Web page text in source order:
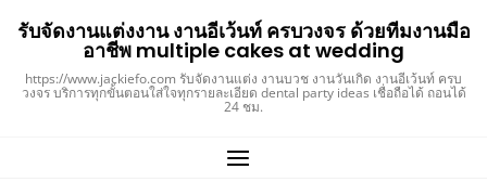
รับจัดงานแต่งงาน งานอีเว้นท์ ครบวงจร ด้วยทีมงานมือ
อาชีพ multiple cakes at wedding
https://www.jackiefo.com รับจัดงานแต่ง งานบวช งานวันเกิด งานอีเว้นท์ ครบ
วงจร บริการทุกขั้นตอนใส่ใจทุกรายละเอียด dental party ideas เชื่อถือได้ ถอนได้
24 ชม.